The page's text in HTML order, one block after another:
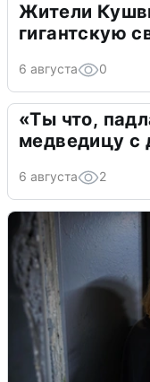
Жители
гигантскую
6 августа 0
«Ты что,
медведицу с
6 августа 2